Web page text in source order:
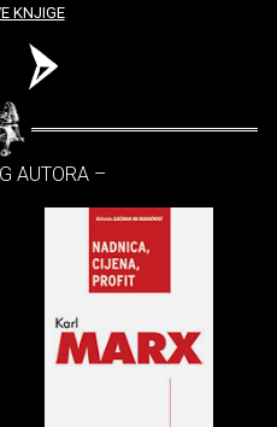
KNJIGE
AUTORA –